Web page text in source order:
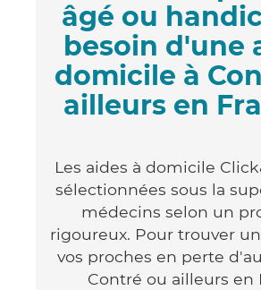
âgé ou
besoin d'une
domicile à
ailleurs en
Les aides à domicile
sélectionnées sous la
médecins selon un
rigoureux. Pour trouver
vos proches en perte
Contré ou ailleurs en